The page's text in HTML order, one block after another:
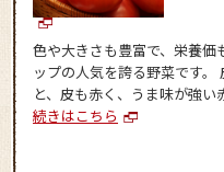
色や大きさも豊富で、栄養価
ップの人気を誇る野菜です
と、皮も赤く、うま味が強
続きはこちら